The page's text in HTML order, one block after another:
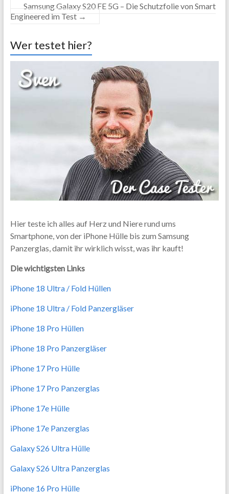
Samsung Galaxy S20 FE 5G – Die Schutzfolie von Smart
Engineered im Test →
Wer testet hier?
Hier teste ich alles auf Herz und Niere rund ums
Smartphone, von der iPhone Hülle bis zum Samsung
Panzerglas, damit ihr wirklich wisst, was ihr kauft!
Die wichtigsten Links
iPhone 18 Ultra / Fold Hüllen
iPhone 18 Ultra / Fold Panzergläser
iPhone 18 Pro Hüllen
iPhone 18 Pro Panzergläser
iPhone 17 Pro Hülle
iPhone 17 Pro Panzerglas
iPhone 17e Hülle
iPhone 17e Panzerglas
Galaxy S26 Ultra Hülle
Galaxy S26 Ultra Panzerglas
iPhone 16 Pro Hülle